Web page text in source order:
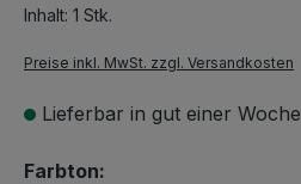
Inhalt: 1 Stk.
Preise inkl. MwSt. zzgl. Versandkosten
Lieferbar in gut einer Woche
Farbton: